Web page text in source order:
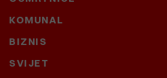
KOMUNAL
BIZNIS
SVIJET